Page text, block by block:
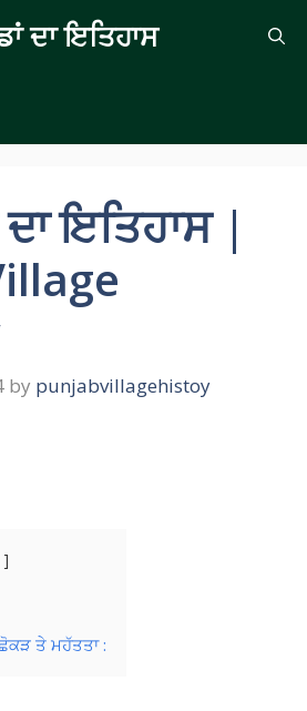
ਦਾ ਇਤਿਹਾਸ
ਇਤਿਹਾਸ |
by punjabvillagehistoy
ਤੇ ਮਹੱਤਤਾ :